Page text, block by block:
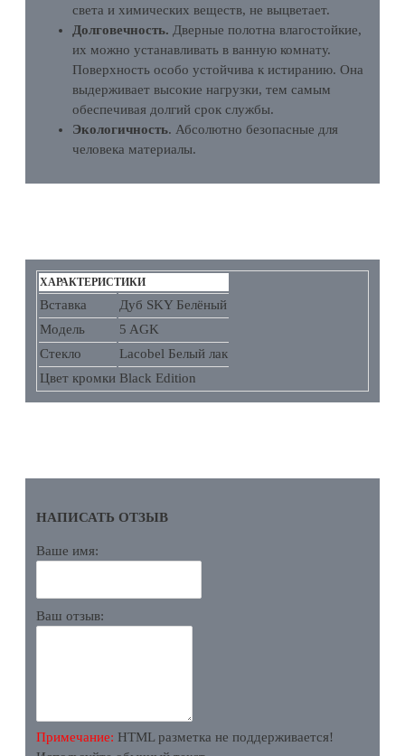
света и химических веществ, не выцветает.
Долговечность. Дверные полотна влагостойкие,
их можно устанавливать в ванную комнату.
Поверхность особо устойчива к истиранию. Она
выдерживает высокие нагрузки, тем самым
обеспечивая долгий срок службы.
Экологичность. Абсолютно безопасные для
человека материалы.
ХАРАКТЕРИСТИКИ
Вставка
Дуб SKY Белёный
Модель
5 AGK
Стекло
Lacobel Белый лак
Цвет кромки Black Edition
НАПИСАТЬ ОТЗЫВ
Ваше имя:
Ваш отзыв:
Примечание: HTML разметка не поддерживается!